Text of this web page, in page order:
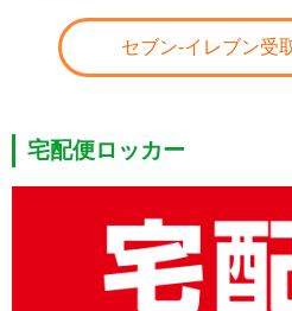
セブン-イレブン受
宅配便ロッカー